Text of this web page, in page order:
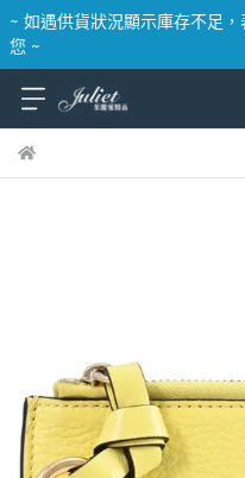
~ 如遇供貨狀況顯示庫存不足
您 ~